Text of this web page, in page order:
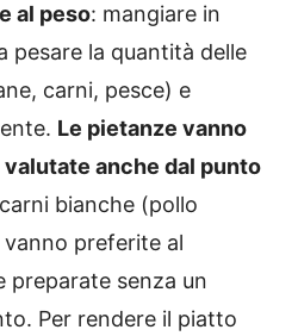
al peso: mangiare in
pesare la quantità delle
carni, pesce) e
Le pietanze vanno
anche dal punto
bianche (pollo
preferite al
preparate senza un
Per rendere il piatto